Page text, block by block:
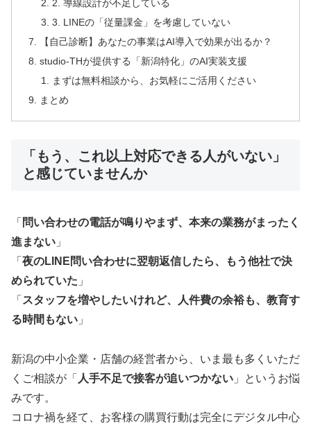
2. 導線設計が不足している
3. LINEの「従量課金」を考慮していない
【自己診断】あなたの事業はAI導入で効果が出るか？
studio-THが提供する「新潟特化」のAI実装支援
まずは無料相談から、お気軽にご活用ください
まとめ
「もう、これ以上対応できる人がいない」
と感じていませんか
「 問い合わせの電話が鳴りやまず、本来の業務がまったく
進まない 」
「 夜のLINE問い合わせに翌朝返信したら、もう他社で決
められていた 」
「 スタッフを増やしたいけれど、人件費の余裕も、教育す
る時間もない 」
新潟の中小企業・店舗の経営者から、いま最も多くいただ
くご相談が「 人手不足で接客が追いつかない 」というお悩
みです。
コロナ禍を経て、お客様の購買行動は完全にデジタル中心